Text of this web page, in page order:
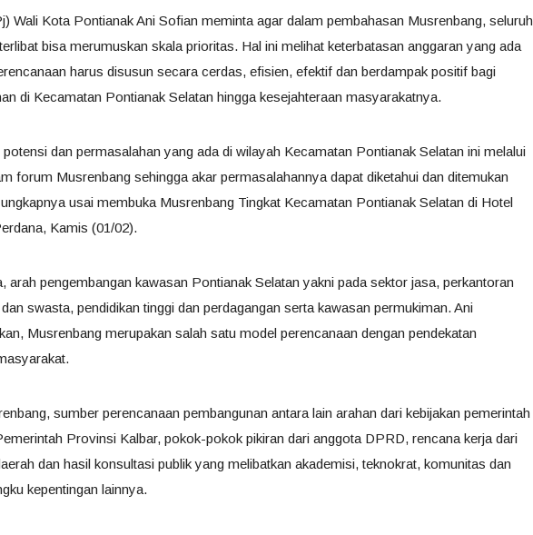
Wali Kota Pontianak Ani Sofian meminta agar dalam pembahasan Musrenbang, seluruh
bisa merumuskan skala prioritas. Hal ini melihat keterbatasan anggaran yang ada
harus disusun secara cerdas, efisien, efektif dan berdampak positif bagi
di Kecamatan Pontianak Selatan hingga kesejahteraan masyarakatnya.
potensi dan permasalahan yang ada di wilayah Kecamatan Pontianak Selatan ini melalui
forum Musrenbang sehingga akar permasalahannya dapat diketahui dan ditemukan
usai membuka Musrenbang Tingkat Kecamatan Pontianak Selatan di Hotel
Kamis (01/02).
arah pengembangan kawasan Pontianak Selatan yakni pada sektor jasa, perkantoran
swasta, pendidikan tinggi dan perdagangan serta kawasan permukiman. Ani
Musrenbang merupakan salah satu model perencanaan dengan pendekatan
sumber perencanaan pembangunan antara lain arahan dari kebijakan pemerintah
Provinsi Kalbar, pokok-pokok pikiran dari anggota DPRD, rencana kerja dari
dan hasil konsultasi publik yang melibatkan akademisi, teknokrat, komunitas dan
kepentingan lainnya.